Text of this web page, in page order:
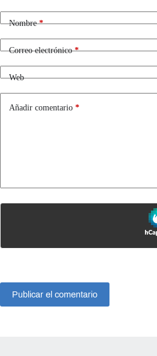
Nombre*
Correo electrónico*
Web
Añadir comentario *
Publicar el comentario